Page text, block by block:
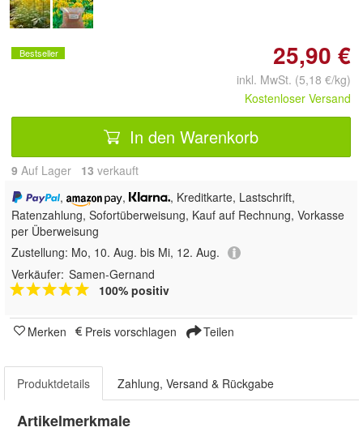
Bestseller 25,90 €
inkl. MwSt. (5,18 €/kg)
Kostenloser Versand
In den Warenkorb
9 Auf Lager 13 verkauft
,
,
, Kreditkarte, Lastschrift,
Ratenzahlung, Sofortüberweisung, Kauf auf Rechnung, Vorkasse
per Überweisung
Zustellung: Mo, 10. Aug. bis Mi, 12. Aug.
Verkäufer: Samen-Gernand
100% positiv
Merken Preis vorschlagen Teilen
Produktdetails Zahlung, Versand & Rückgabe
Artikelmerkmale